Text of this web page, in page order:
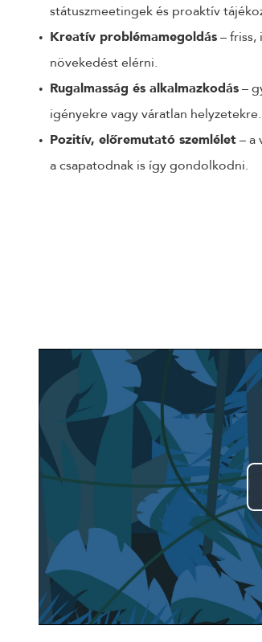
státuszmeetingek és proaktív
Kreatív problémamegoldás–
növekedést elérni.
Rugalmasság és alkalmazkodás–
igényekre vagy váratlan helyzetekre.
Pozitív, előremutató szemlélet– a
a csapatodnak is így gondolkodni.